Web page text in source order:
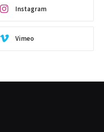
Instagram
Vimeo